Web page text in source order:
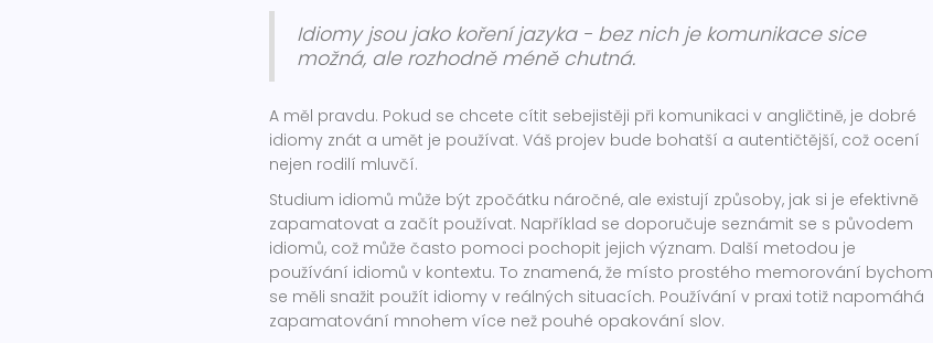
Idiomy jsou jako koření jazyka - bez nich je komunikace sice
možná, ale rozhodně méně chutná.
A měl pravdu. Pokud se chcete cítit sebejistěji při komunikaci v angličtině, je dobré
idiomy znát a umět je používat. Váš projev bude bohatší a autentičtější, což ocení
nejen rodilí mluvčí.
Studium idiomů může být zpočátku náročné, ale existují způsoby, jak si je efektivně
zapamatovat a začít používat. Například se doporučuje seznámit se s původem
idiomů, což může často pomoci pochopit jejich význam. Další metodou je
používání idiomů v kontextu. To znamená, že místo prostého memorování bychom
se měli snažit použít idiomy v reálných situacích. Používání v praxi totiž napomáhá
zapamatování mnohem více než pouhé opakování slov.